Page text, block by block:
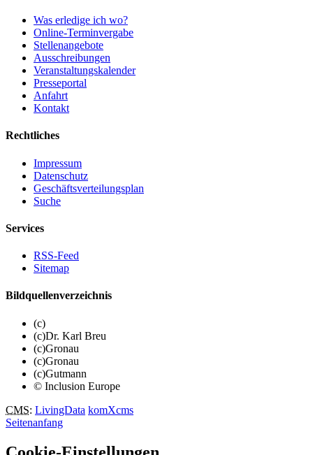
Was erledige ich wo?
Online-Terminvergabe
Stellenangebote
Ausschreibungen
Veranstaltungskalender
Presseportal
Anfahrt
Kontakt
Rechtliches
Impressum
Datenschutz
Geschäftsverteilungsplan
Suche
Services
RSS-Feed
Sitemap
Bildquellenverzeichnis
(c)
(c)Dr. Karl Breu
(c)Gronau
(c)Gronau
(c)Gutmann
© Inclusion Europe
CMS: LivingData komXcms
Seitenanfang